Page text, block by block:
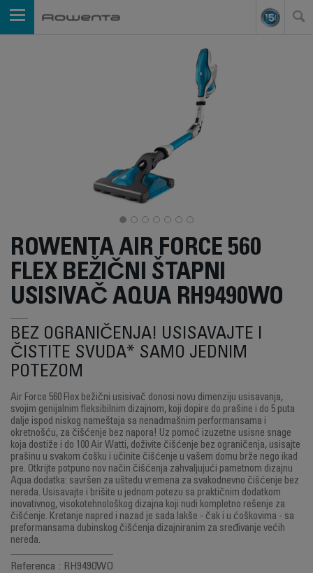
ROWENTA AIR FORCE 560
FLEX BEŽIČNI ŠTAPNI
USISIVAČ AQUA RH9490WO
BEZ OGRANIČENJA! USISAVAJTE I
ČISTITE SVUDA* SAMO JEDNIM
POTEZOM
Air Force 560 Flex bežični usisivač donosi novu dimenziju usisavanja,
svojim genijalnim fleksibilnim dizajnom, koji dopire do prašine i do 5 puta
dalje ispod niskog nameštaja sa nenadmašnim performansama i
okretnošću, za čišćenje bez napora! Uz pomoć izuzetne usisne snage
koja dostiže i do 100 Air Watti, doživite čišćenje bez ograničenja, usisajte
prašinu u svakom ćošku i učinite čišćenje u vašem domu brže nego ikad
pre. Otkrijte potpuno nov način čišćenja zahvaljujući pametnom dizajnu
Aqua dodatka: savršen za uštedu vremena za svakodnevno čišćenje bez
nereda. Usisavajte i brišite u jednom potezu sa praktičnim dodatkom
inovativnog, visokotehnološkog dizajna koji nudi kompletno rešenje za
čišćenje. Kretanje napred i nazad je sada lakše - čak i u ćoškovima - sa
preformansama dubinskog čišćenja dizajniranim za sređivanje većih
nereda.
Referenca : RH9490WO